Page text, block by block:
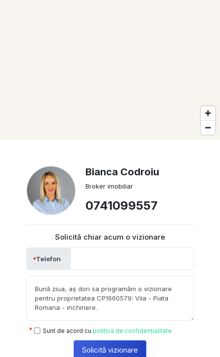
Bianca Codroiu
Broker imobiliar
0741099557
Solicită chiar acum o vizionare
Telefon
Sunt de acord cu politica de confidențialitate
Solicită vizionare